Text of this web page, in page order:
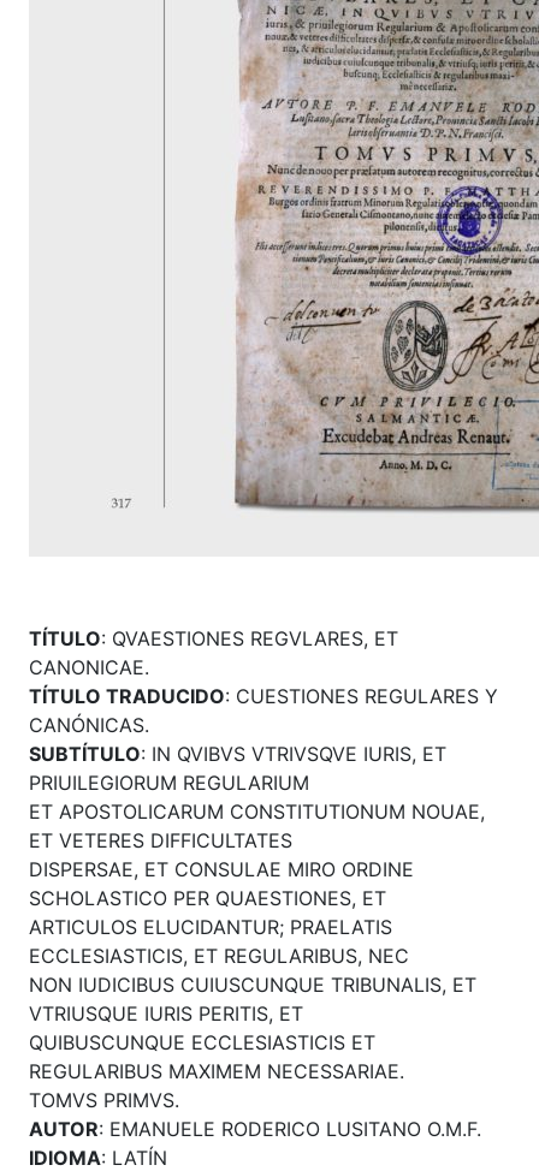
TÍTULO: QVAESTIONES REGVLARES, ET
CANONICAE.
TÍTULO TRADUCIDO: CUESTIONES REGULARES Y
CANÓNICAS.
SUBTÍTULO: IN QVIBVS VTRIVSQVE IURIS, ET
PRIUILEGIORUM REGULARIUM
ET APOSTOLICARUM CONSTITUTIONUM NOUAE,
ET VETERES DIFFICULTATES
DISPERSAE, ET CONSULAE MIRO ORDINE
SCHOLASTICO PER QUAESTIONES, ET
ARTICULOS ELUCIDANTUR; PRAELATIS
ECCLESIASTICIS, ET REGULARIBUS, NEC
NON IUDICIBUS CUIUSCUNQUE TRIBUNALIS, ET
VTRIUSQUE IURIS PERITIS, ET
QUIBUSCUNQUE ECCLESIASTICIS ET
REGULARIBUS MAXIMEM NECESSARIAE.
TOMVS PRIMVS.
AUTOR: EMANUELE RODERICO LUSITANO O.M.F.
IDIOMA: LATÍN